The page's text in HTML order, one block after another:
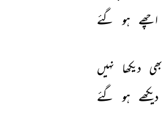
اچھے ہو گئے
بھی دیکھا نہیں
دیکھے ہو گئے